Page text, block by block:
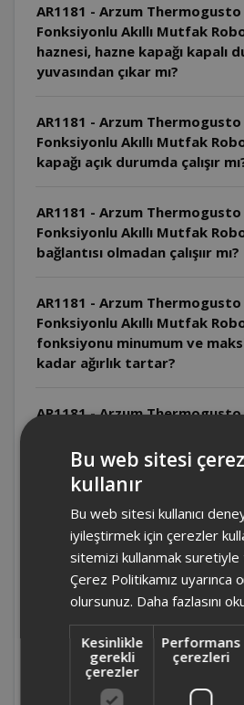
AR1181 - Arzum Thermogusto
Fonksiyonlu Akıllı Mutfak
haznesi, hazne kapağı kapalı
yuvasından çıkar mı?
AR1181 - Arzum Thermogusto
Fonksiyonlu Akıllı Mutfak
kapağı açık durumda çalışır
AR1181 - Arzum Thermogusto
Fonksiyonlu Akıllı Mutfak
bağlantısı olmadan çalışıır mı?
AR1181 - Arzum Thermogusto
Fonksiyonlu Akıllı Mutfak
fonksiyonu minumum ve
kadar ağırlık tartar?
AR1181 - Arzum Thermogusto
bir tarif seçildiğinde çıkan
ilgili hangi bilgilere ulaşılabilir?
AR1181 - Arzum
Fonksiyonlu Akıllı Mutfak
maksimum kaç devir hızında
Fonksiyonlu Akıllı Mutfak
aksesuarları nelerdir?
Bu web sitesi
kullanır
Bu web sitesi kullanıcı
iyileştirmek için çerezler
sitemizi kullanmak
Çerez Politikamız uyarınca
olursunuz. Daha fazlasını
Kesinlikle
gerekli
çerezler
Performans
çerezleri